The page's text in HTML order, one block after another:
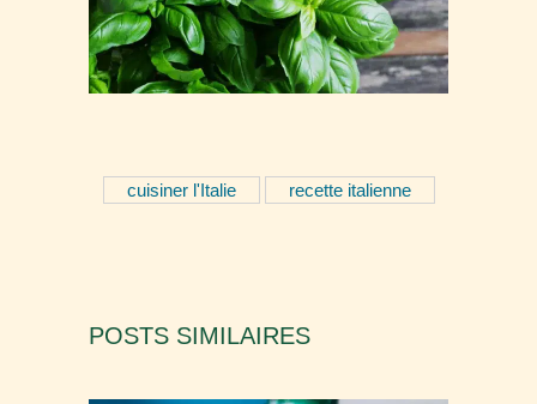
cuisiner l'Italie recette italienne
POSTS SIMILAIRES